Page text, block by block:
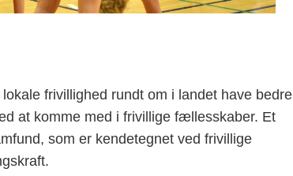
frivillighed rundt om i landet have bedre
at komme med i frivillige fællesskaber. Et
som er kendetegnet ved frivillige